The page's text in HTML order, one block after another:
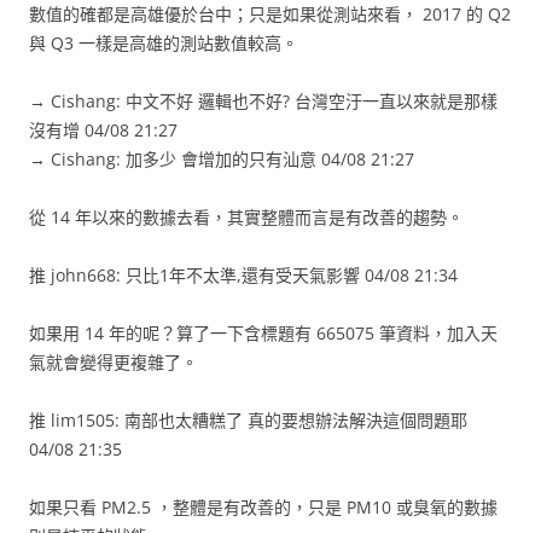
數值的確都是高雄優於台中；只是如果從測站來看， 2017 的 Q2
與 Q3 一樣是高雄的測站數值較高。
→ Cishang: 中文不好 邏輯也不好? 台灣空汙一直以來就是那樣
沒有增 04/08 21:27
→ Cishang: 加多少 會增加的只有汕意 04/08 21:27
從 14 年以來的數據去看，其實整體而言是有改善的趨勢。
推 john668: 只比1年不太準,還有受天氣影響 04/08 21:34
如果用 14 年的呢？算了一下含標題有 665075 筆資料，加入天
氣就會變得更複雜了。
推 lim1505: 南部也太糟糕了 真的要想辦法解決這個問題耶
04/08 21:35
如果只看 PM2.5 ，整體是有改善的，只是 PM10 或臭氧的數據